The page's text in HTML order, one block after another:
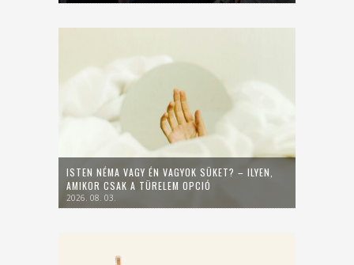
ISTEN NÉMA VAGY ÉN VAGYOK SÜKET? – ILYEN,
AMIKOR CSAK A TÜRELEM OPCIÓ
2026. 08. 03.